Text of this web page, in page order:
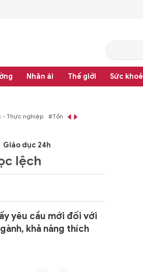
Nhân ái Thế giới Sức khoẻ
hệ thống văn bản quy phạm pháp luật
Giáo dục 24h
lệch
yêu cầu mới đối với
khả năng thích